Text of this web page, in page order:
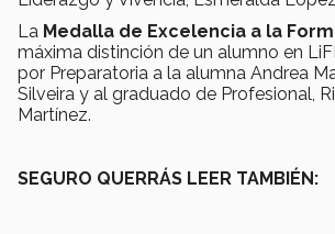
La Medalla de Excelencia a la
máxima distinción de un alumno en
por Preparatoria a la alumna Andrea
Silveira y al graduado de Profesional,
Martínez.
SEGURO QUERRÁS LEER TAMBIÉN: